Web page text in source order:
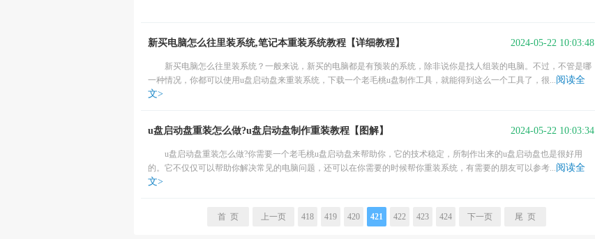
2024-05-22 10:03:48
新买电脑怎么往里装系统,笔记本重装系统教程【详细教程】
新买电脑怎么往里装系统？一般来说，新买的电脑都是有预装的系统，除非说你是找人组装的电脑。不过，不管是哪
一种情况，你都可以使用u盘启动盘来重装系统，下载一个老毛桃u盘制作工具，就能得到这么一个工具了，很...阅读全
文>
2024-05-22 10:03:34
u盘启动盘重装怎么做?u盘启动盘制作重装教程【图解】
u盘启动盘重装怎么做?你需要一个老毛桃u盘启动盘来帮助你，它的技术稳定，所制作出来的u盘启动盘也是很好用
的。它不仅仅可以帮助你解决常见的电脑问题，还可以在你需要的时候帮你重装系统，有需要的朋友可以参考...阅读全
文>
首 页 上一页 418 419 420 421 422 423 424 下一页 尾 页